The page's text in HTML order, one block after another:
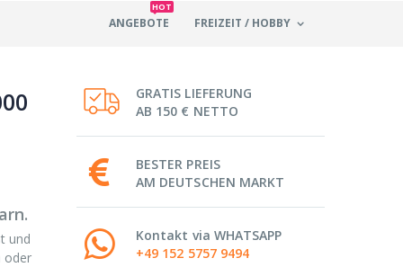
FREIZEIT / HOBBY
ANGEBOTE
HOT
und
oder
GRATIS LIEFERUNG
AB 150 € NETTO
BESTER PREIS
AM DEUTSCHEN MARKT
Kontakt via WHATSAPP
+49 152 5757 9494